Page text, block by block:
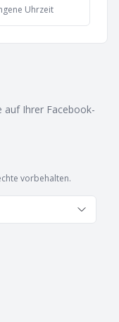
Uhrzeit
auf Ihrer Facebook-
vorbehalten.